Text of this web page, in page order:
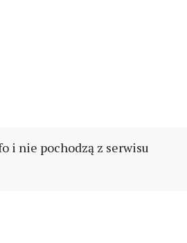
i nie pochodzą z serwisu